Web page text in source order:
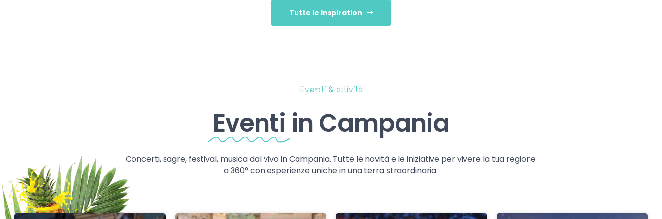
Tutte le Inspiration
Eventi & attività
Eventi in Campania
Concerti, sagre, festival, musica dal vivo in Campania. Tutte le novità e le iniziative per vivere la tua regione
a 360° con esperienze uniche in una terra straordinaria.